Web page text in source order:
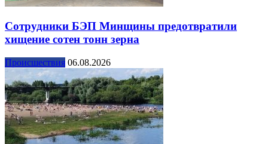
Сотрудники БЭП Минщины предотвратили
хищение сотен тонн зерна
Происшествия 06.08.2026